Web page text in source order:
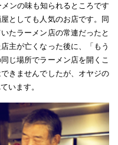
ンの味も知られるところです
としても人気のお店です。同
たラーメン店の常連だったと
主が亡くなった後に、「もう
じ場所でラーメン店を開くこ
きませんでしたが、オヤジの
います。